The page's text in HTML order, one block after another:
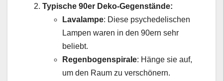
Typische 90er Deko-Gegenstände:
Lavalampe: Diese psychedelischen
Lampen waren in den 90ern sehr
beliebt.
Regenbogenspirale: Hänge sie auf,
um den Raum zu verschönern.